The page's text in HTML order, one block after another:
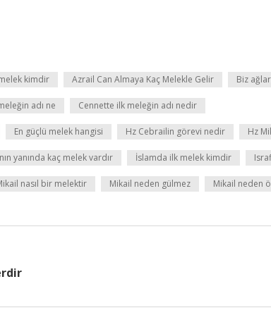
kimdir Azrail Can Almaya Kaç Melekle Gelir Biz
adı ne Cennette ilk meleğin adı nedir
En güçlü melek hangisi Hz Cebrailin görevi nedir Hz
yanında kaç melek vardır İslamda ilk melek kimdir
nasıl bir melektir Mikail neden gülmez Mikail neden